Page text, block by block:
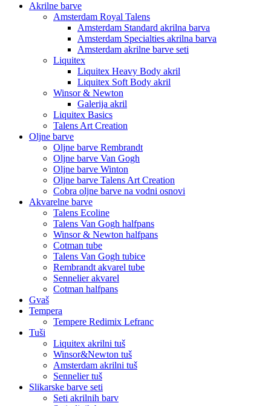
Akrilne barve
Amsterdam Royal Talens
Amsterdam Standard akrilna barva
Amsterdam Specialties akrilna barva
Amsterdam akrilne barve seti
Liquitex
Liquitex Heavy Body akril
Liquitex Soft Body akril
Winsor & Newton
Galerija akril
Liquitex Basics
Talens Art Creation
Oljne barve
Oljne barve Rembrandt
Oljne barve Van Gogh
Oljne barve Winton
Oljne barve Talens Art Creation
Cobra oljne barve na vodni osnovi
Akvarelne barve
Talens Ecoline
Talens Van Gogh halfpans
Winsor & Newton halfpans
Cotman tube
Talens Van Gogh tubice
Rembrandt akvarel tube
Sennelier akvarel
Cotman halfpans
Gvaš
Tempera
Tempere Redimix Lefranc
Tuši
Liquitex akrilni tuš
Winsor&Newton tuš
Amsterdam akrilni tuš
Sennelier tuš
Slikarske barve seti
Seti akrilnih barv